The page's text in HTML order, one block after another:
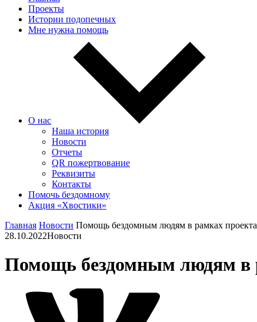
Проекты
Истории подопечных
Мне нужна помощь
О нас
Наша история
Новости
Отчеты
QR пожертвование
Реквизиты
Контакты
Помочь бездомному
Акция «Хвостики»
Главная Новости Помощь бездомным людям в рамках
28.10.2022Новости
Помощь бездомным людям в